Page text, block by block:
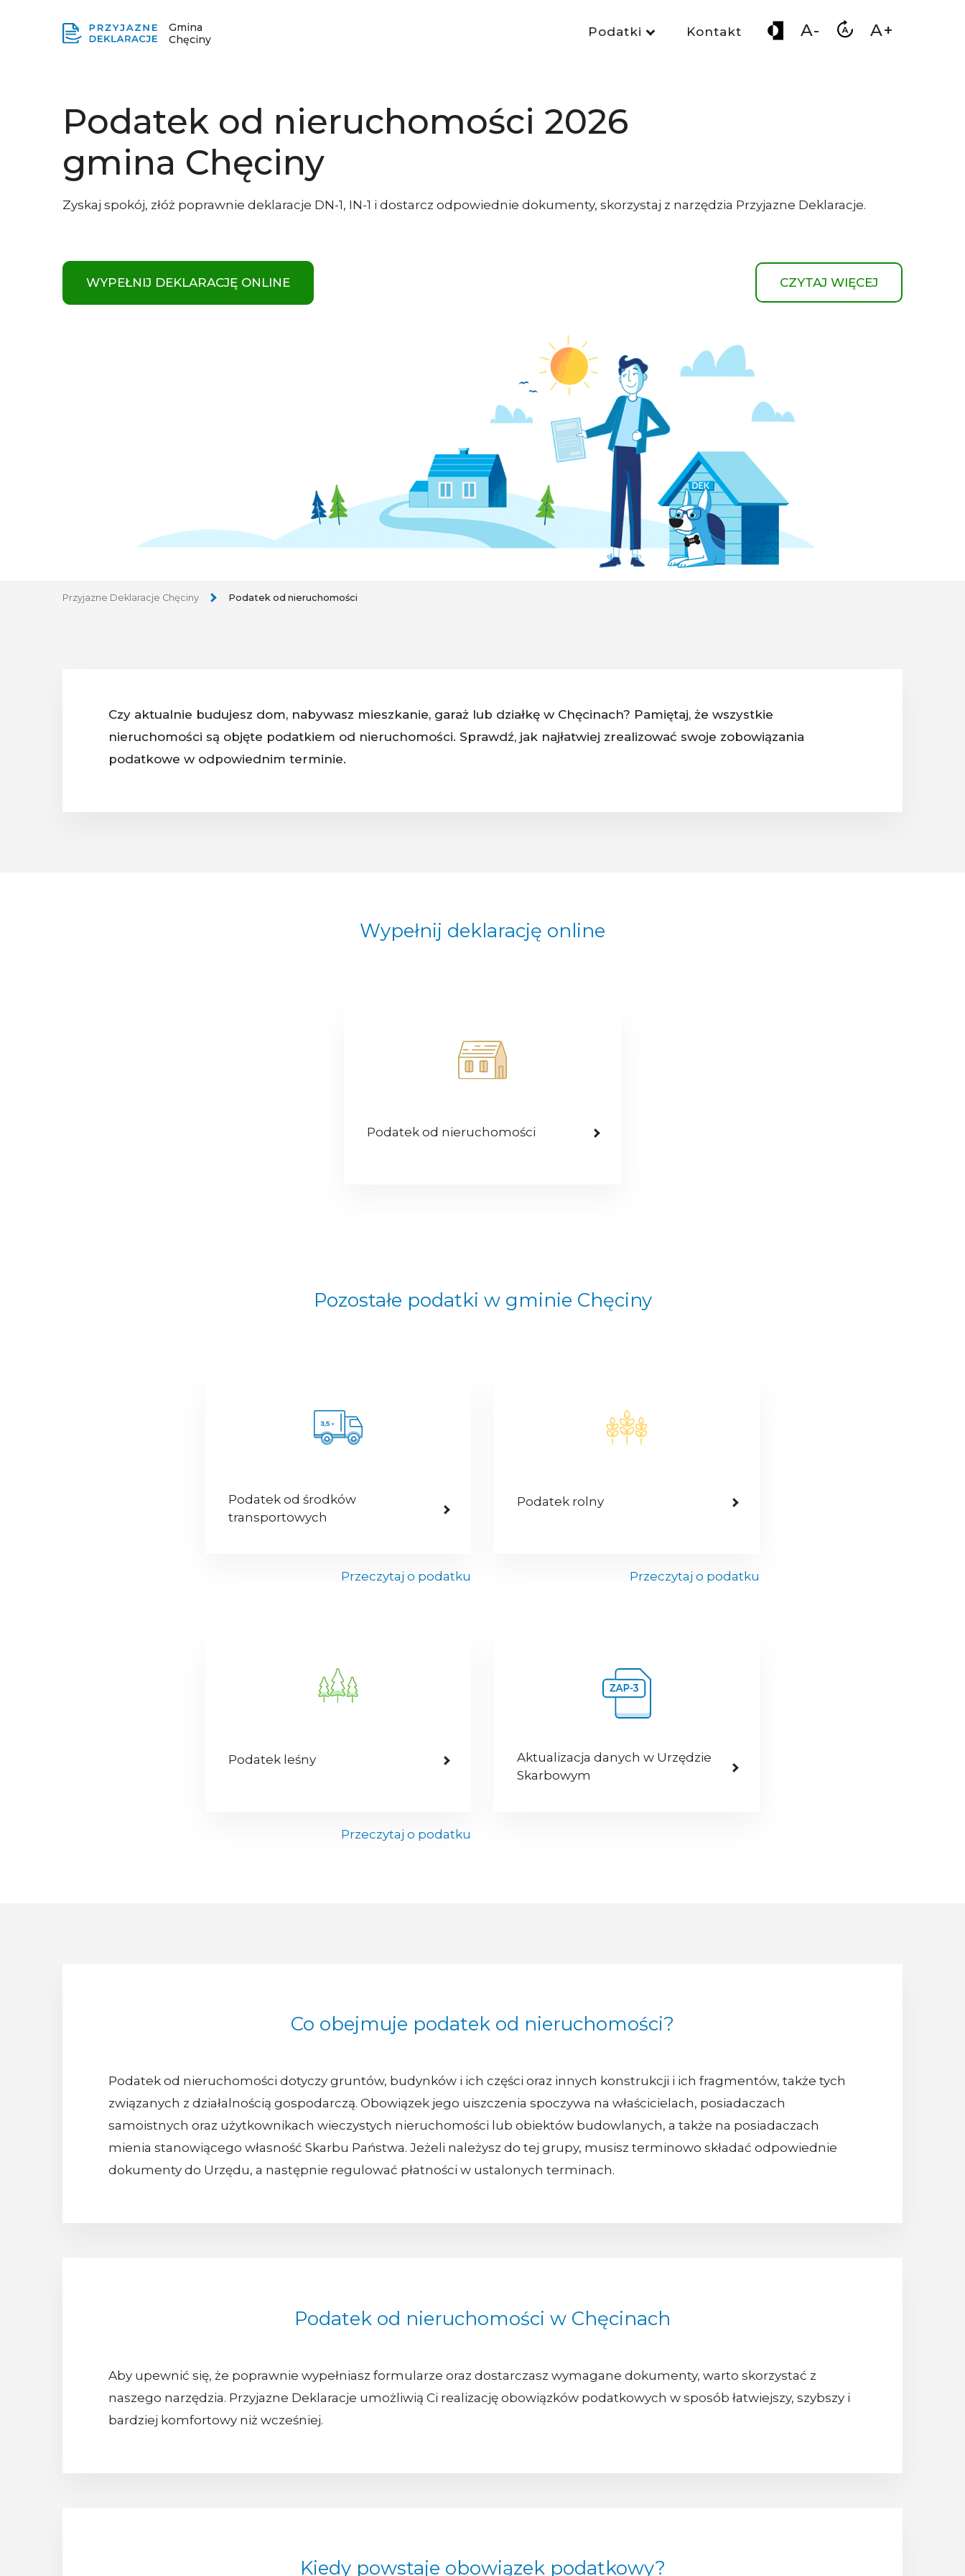
Gmina
Chęciny
Podatki Kontakt A- A+
Podatek od nieruchomości 2026
gmina Chęciny
Zyskaj spokój, złóż poprawnie deklaracje DN-1, IN-1 i dostarcz odpowiednie dokumenty, skorzystaj z narzędzia Przyjazne Deklaracje.
WYPEŁNIJ DEKLARACJĘ ONLINE CZYTAJ WIĘCEJ
Przyjazne Deklaracje Chęciny Podatek od nieruchomości
Czy aktualnie budujesz dom, nabywasz mieszkanie, garaż lub działkę w Chęcinach? Pamiętaj, że wszystkie
nieruchomości są objęte podatkiem od nieruchomości. Sprawdź, jak najłatwiej zrealizować swoje zobowiązania
podatkowe w odpowiednim terminie.
Wypełnij deklarację online
Podatek od nieruchomości
Pozostałe podatki w gminie Chęciny
Podatek od środków
transportowych
Przeczytaj o podatku
Podatek rolny
Przeczytaj o podatku
Podatek leśny
Przeczytaj o podatku
Aktualizacja danych w Urzędzie
Skarbowym
Co obejmuje podatek od nieruchomości?
Podatek od nieruchomości dotyczy gruntów, budynków i ich części oraz innych konstrukcji i ich fragmentów, także tych
związanych z działalnością gospodarczą. Obowiązek jego uiszczenia spoczywa na właścicielach, posiadaczach
samoistnych oraz użytkownikach wieczystych nieruchomości lub obiektów budowlanych, a także na posiadaczach
mienia stanowiącego własność Skarbu Państwa. Jeżeli należysz do tej grupy, musisz terminowo składać odpowiednie
dokumenty do Urzędu, a następnie regulować płatności w ustalonych terminach.
Podatek od nieruchomości w Chęcinach
Aby upewnić się, że poprawnie wypełniasz formularze oraz dostarczasz wymagane dokumenty, warto skorzystać z
naszego narzędzia. Przyjazne Deklaracje umożliwią Ci realizację obowiązków podatkowych w sposób łatwiejszy, szybszy i
bardziej komfortowy niż wcześniej.
Kiedy powstaje obowiązek podatkowy?